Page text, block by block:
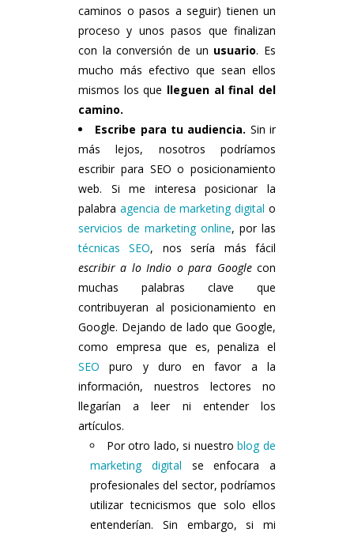
caminos o pasos a seguir) tienen un
proceso y unos pasos que finalizan
con la conversión de un usuario. Es
mucho más efectivo que sean ellos
mismos los que lleguen al final del
camino.
Escribe para tu audiencia. Sin ir
más lejos, nosotros podríamos
escribir para SEO o posicionamiento
web. Si me interesa posicionar la
palabra agencia de marketing digital o
servicios de marketing online, por las
técnicas SEO, nos sería más fácil
escribir a lo Indio o para Google con
muchas palabras clave que
contribuyeran al posicionamiento en
Google. Dejando de lado que Google,
como empresa que es, penaliza el
SEO puro y duro en favor a la
información, nuestros lectores no
llegarían a leer ni entender los
artículos.
Por otro lado, si nuestroblog de
marketing digital se enfocara a
profesionales del sector, podríamos
utilizar tecnicismos que solo ellos
entenderían. Sin embargo, si mi